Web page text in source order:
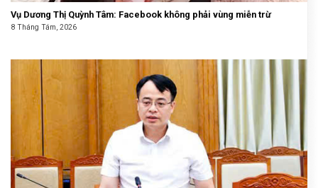
Vụ Dương Thị Quỳnh Tâm: Facebook không phải vùng miễn trừ
8 Tháng Tám, 2026